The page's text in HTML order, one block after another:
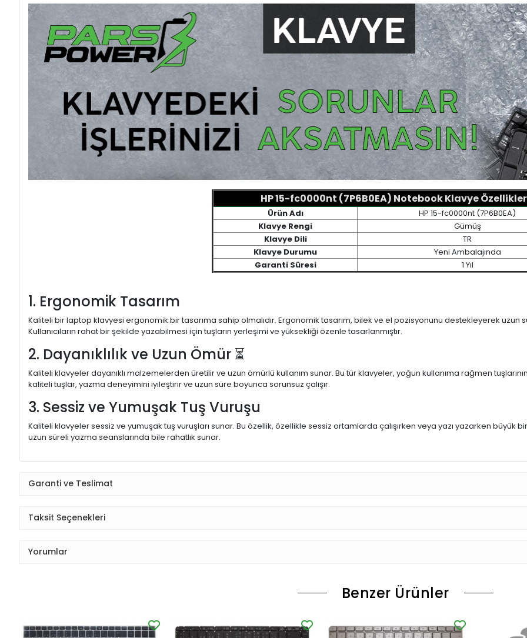
HP 15-fc0000nt (7P6B0EA) Notebook Klavye
Ürün Adı
HP 15-fc0000nt (7P6B0EA)
Klavye Rengi
Gümüş
Klavye Dili
TR
Klavye Durumu
Yeni Ambalajında
Garanti Süresi
1 Yıl
1. Ergonomik Tasarım
Kaliteli bir laptop klavyesi ergonomik bir tasarıma sahip olmalıdır. Ergonomik tasarım, bilek ve el pozisyonunu destekleyerek uzun
Kullanıcıların rahat bir şekilde yazabilmesi için tuşların yerleşimi ve yüksekliği özenle tasarlanmıştır.
2. Dayanıklılık ve Uzun Ömür ⏳
Kaliteli klavyeler dayanıklı malzemelerden üretilir ve uzun ömürlü kullanım sunar. Bu tür klavyeler, yoğun kullanıma rağmen
kaliteli tuşlar, yazma deneyimini iyileştirir ve uzun süre boyunca sorunsuz çalışır.
3. Sessiz ve Yumuşak Tuş Vuruşu
Kaliteli klavyeler sessiz ve yumuşak tuş vuruşları sunar. Bu özellik, özellikle sessiz ortamlarda çalışırken veya yazı yazarken
uzun süreli yazma seanslarında bile rahatlık sunar.
Garanti ve Teslimat
Taksit Seçenekleri
Yorumlar
Benzer Ürünler